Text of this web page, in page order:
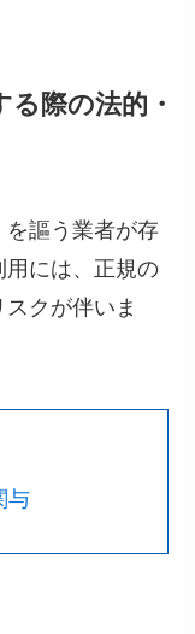
る際の法的・
を謳う業者が存
には、正規の
クが伴いま
与